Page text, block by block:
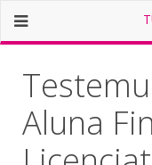
Aluna